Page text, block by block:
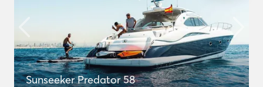
Sunseeker Predator 58